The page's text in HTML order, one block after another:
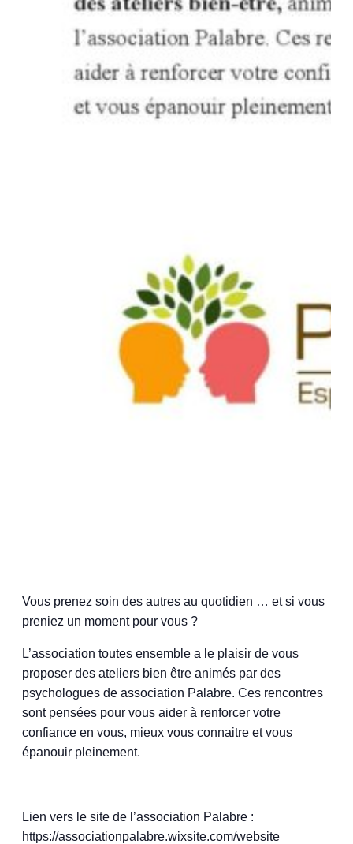
Vous prenez soin des autres au quotidien … et si vous
preniez un moment pour vous ?
L’association toutes ensemble a le plaisir de vous
proposer des ateliers bien être animés par des
psychologues de association Palabre. Ces rencontres
sont pensées pour vous aider à renforcer votre
confiance en vous, mieux vous connaitre et vous
épanouir pleinement.
Lien vers le site de l’association Palabre :
https://associationpalabre.wixsite.com/website